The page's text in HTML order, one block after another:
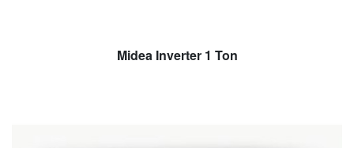
Midea Inverter 1 Ton